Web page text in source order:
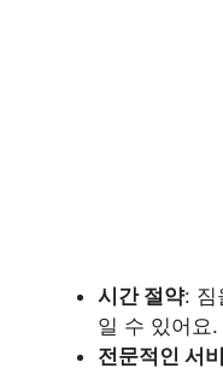
시간 절약: 짐
일 수 있어요.
전문적인 서